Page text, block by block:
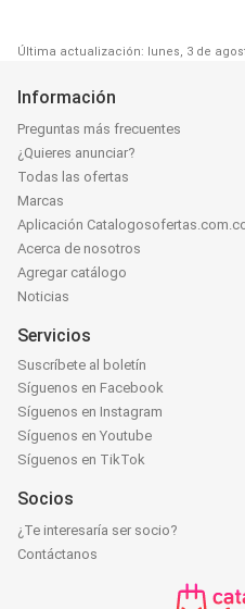
Última actualización: lunes, 3 de
Información
Preguntas más frecuentes
¿Quieres anunciar?
Todas las ofertas
Marcas
Aplicación
Acerca de nosotros
Agregar catálogo
Noticias
Servicios
Suscríbete al boletín
Síguenos en Facebook
Síguenos en Instagram
Síguenos en Youtube
Síguenos en TikTok
Socios
¿Te interesaría ser socio?
Contáctanos